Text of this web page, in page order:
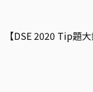
【DSE 2020 Tip題